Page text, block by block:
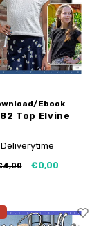
Ebook
Top Elvine
Deliverytime
€0,00